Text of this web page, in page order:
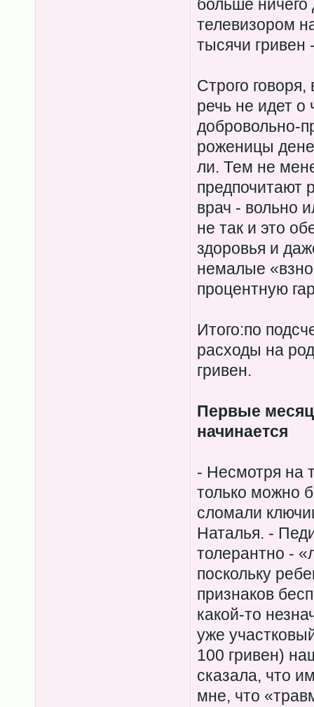
больше
телевизором
тысячи гривен
Строго
речь не идет о
добровольно-
роженицы
ли. Тем не
предпочитают
врач - вольно
не так и это
здоровья и
немалые
процентную
Итого:по
расходы на
гривен.
Первые
начинается
- Несмотря на
только можно
сломали
Наталья. -
толерантно -
поскольку
признаков
какой-то
уже
100 гривен)
сказала, что
мне, что